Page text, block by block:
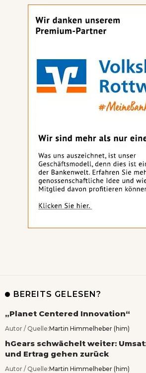
BEREITS GELESEN?
„Planet Centered Innovation“
Autor / Quelle:Martin Himmelheber (him)
hGears schwächelt weiter:
und Ertrag gehen zurück
Autor / Quelle:Martin Himmelheber (him)